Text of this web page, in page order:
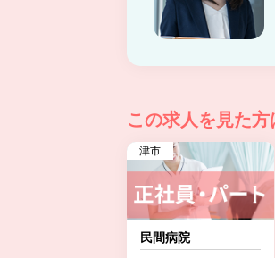
この求人を見た方
津市
民間病院